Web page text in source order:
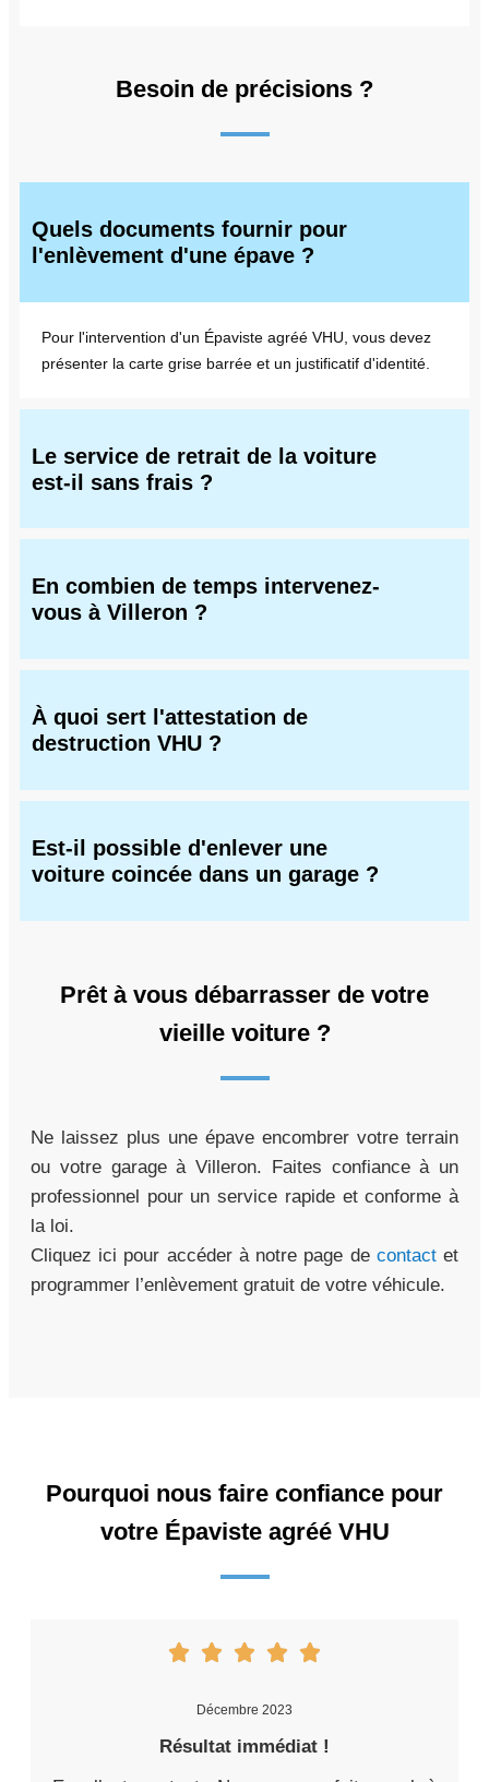
Besoin de précisions ?
Quels documents fournir pour
l'enlèvement d'une épave ?
Pour l'intervention d'un Épaviste agréé VHU, vous devez
présenter la carte grise barrée et un justificatif d'identité.
Le service de retrait de la voiture
est-il sans frais ?
En combien de temps intervenez-
vous à Villeron ?
À quoi sert l'attestation de
destruction VHU ?
Est-il possible d'enlever une
voiture coincée dans un garage ?
Prêt à vous débarrasser de votre
vieille voiture ?
Ne laissez plus une épave encombrer votre terrain
ou votre garage à Villeron. Faites confiance à un
professionnel pour un service rapide et conforme à
la loi.
Cliquez ici pour accéder à notre page de contactet
programmer l’enlèvement gratuit de votre véhicule.
Pourquoi nous faire confiance pour
votre Épaviste agréé VHU
Décembre 2023
Résultat immédiat !